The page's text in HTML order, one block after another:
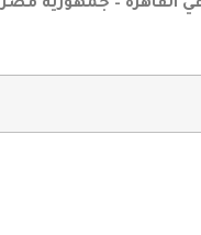
القاهرة – جمهورية مصر